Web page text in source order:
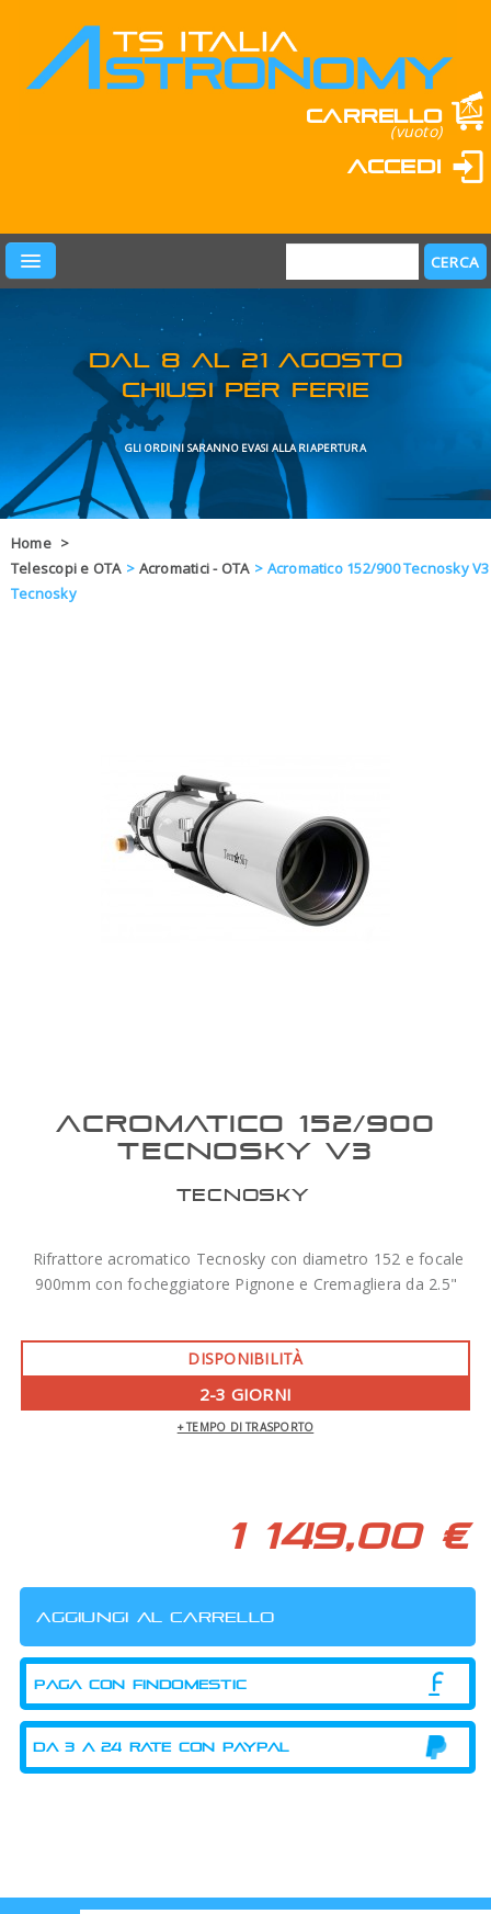
Carrello
(vuoto)
Accedi
PRODOTTI
LEARN & FUN
MARCHI
OFFERTE
BLOG
Home >
Telescopi e OTA > Acromatici - OTA > Acromatico 152/900 Tecnosky V3
Tecnosky
ACROMATICO 152/900
TECNOSKY V3
TECNOSKY
Rifrattore acromatico Tecnosky con diametro 152 e focale
900mm con focheggiatore Pignone e Cremagliera da 2.5"
DISPONIBILITÀ
2-3 GIORNI
+ TEMPO DI TRASPORTO
1 149,00 €
PAGA CON FINDOMESTIC